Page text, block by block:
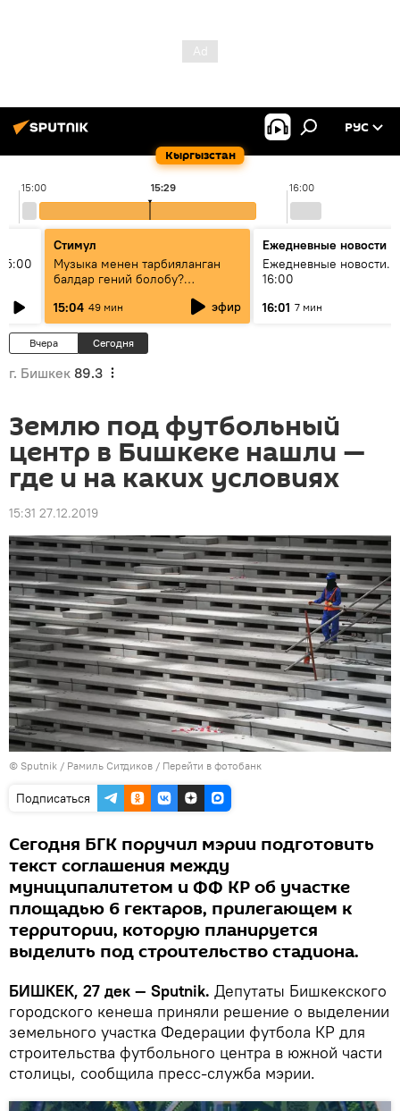
Кыргызстан
РУС
15:00 16:00
15:29
Стимул
Музыка менен тарбияланган
балдар гений болобу?
Кыргыздын жашоосунда
музыканын орду
15:04 49 мин эфир
Ежедневные новости
Ежедневные новости.
16:00
16:01 7 мин
Вчера Сегодня
г. Бишкек 89.3
Землю под футбольный
центр в Бишкеке нашли —
где и на каких условиях
15:31 27.12.2019
© Sputnik / Рамиль Ситдиков / Перейти в фотобанк
Подписаться
Сегодня БГК поручил мэрии подготовить
текст соглашения между
муниципалитетом и ФФ КР об участке
площадью 6 гектаров, прилегающем к
территории, которую планируется
выделить под строительство стадиона.
БИШКЕК, 27 дек — Sputnik. Депутаты Бишкекского
городского кенеша приняли решение о выделении
земельного участка Федерации футбола КР для
строительства футбольного центра в южной части
столицы, сообщила пресс-служба мэрии.